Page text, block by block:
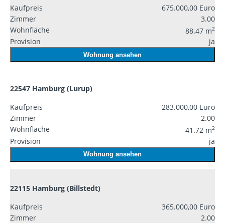
Kaufpreis
675.000,00 Euro
Zimmer
3.00
Wohnfläche
88.47 m2
Provision ja
Wohnung ansehen
22547 Hamburg (Lurup)
Kaufpreis
283.000,00 Euro
Zimmer
2.00
Wohnfläche
41.72 m2
Provision ja
Wohnung ansehen
22115 Hamburg (Billstedt)
Kaufpreis
365.000,00 Euro
Zimmer
2.00